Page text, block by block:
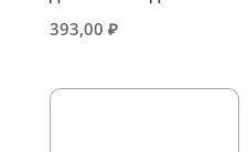
393,00 ₽